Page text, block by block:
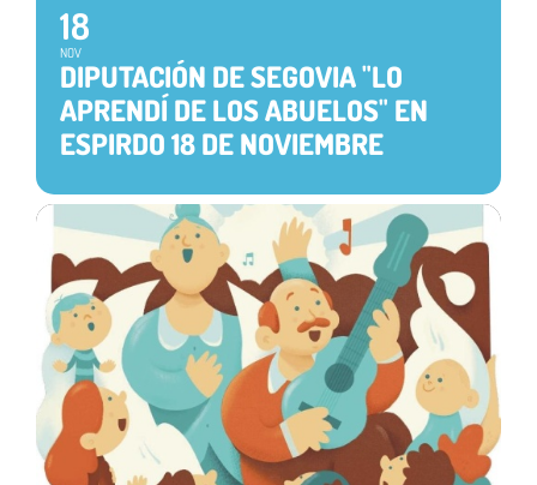
18
NOV
DIPUTACIÓN DE SEGOVIA "LO
APRENDÍ DE LOS ABUELOS" EN
ESPIRDO 18 DE NOVIEMBRE